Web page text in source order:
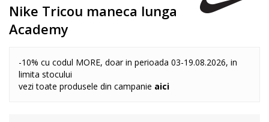
Nike Tricou maneca lunga
Academy
-10% cu codul MORE, doar in perioada 03-19.08.2026, in
limita stocului
vezi toate produsele din campanie aici